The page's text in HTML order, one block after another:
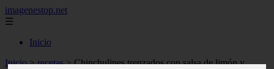
imagenestop.net
☰
Inicio
Inicio > recetas >Chinchulines trenzados con salsa de limón y